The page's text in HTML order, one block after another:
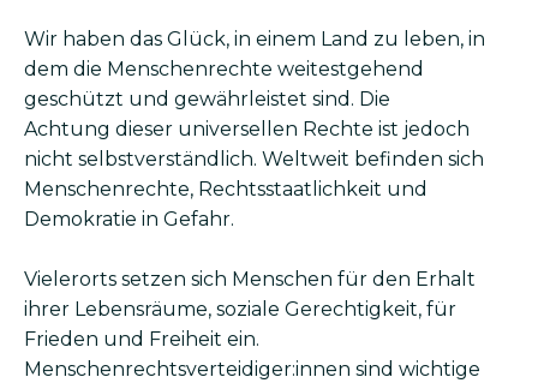
Wir haben das Glück, in einem Land zu leben, in
dem die Menschenrechte weitestgehend
geschützt und gewährleistet sind. Die
Achtung dieser universellen Rechte ist jedoch
nicht selbstverständlich. Weltweit befinden sich
Menschenrechte, Rechts­staatlichkeit und
Demokratie in Gefahr.
Vielerorts setzen sich Menschen für den Erhalt
ihrer Lebensräume, soziale Gerechtigkeit, für
Frieden und Freiheit ein.
Menschenrechtsverteidiger:innen sind wichtige